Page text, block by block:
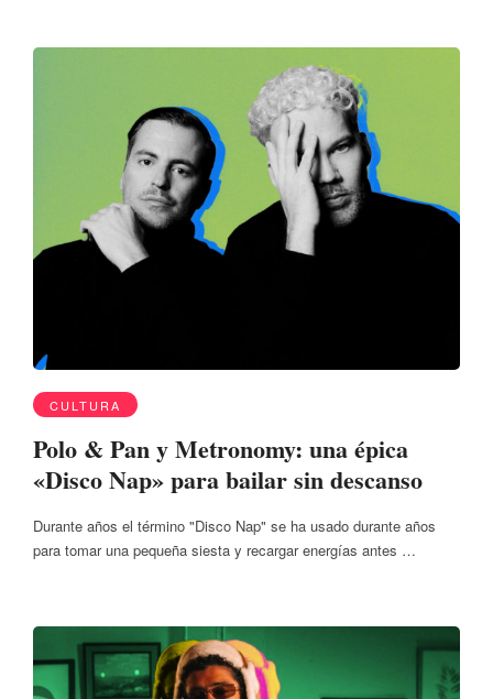
CULTURA
Polo & Pan y Metronomy: una épica
«Disco Nap» para bailar sin descanso
Durante años el término "Disco Nap" se ha usado durante años
para tomar una pequeña siesta y recargar energías antes …